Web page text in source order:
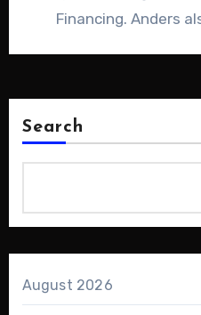
Financing. Anders
Search
August 2026